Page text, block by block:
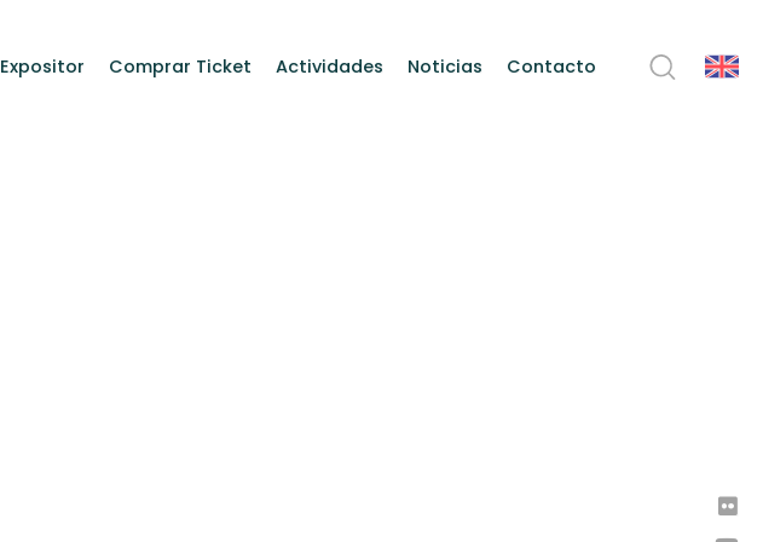
Expositor Comprar Ticket Actividades Noticias Contacto